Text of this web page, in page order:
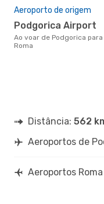
Aeroporto de origem
Podgorica Airport
Ao voar de Podgorica para
Roma
Distância: 562
Aeroportos de
Aeroportos Roma